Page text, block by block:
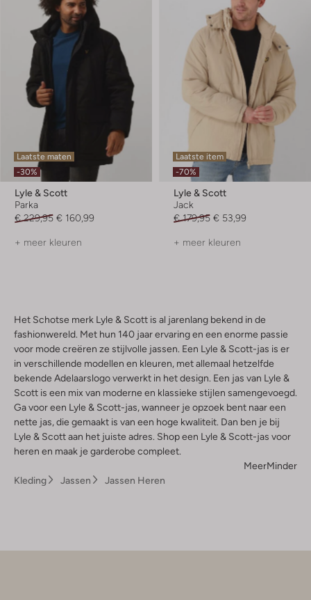
Laatste maten
-30%
Lyle & Scott
Parka
€ 229,95 € 160,99
+ meer kleuren
Laatste item
-70%
Lyle & Scott
Jack
€ 179,95 € 53,99
+ meer kleuren
Het Schotse merk Lyle & Scott is al jarenlang bekend in de
fashionwereld. Met hun 140 jaar ervaring en een enorme passie
voor mode creëren ze stijlvolle jassen. Een Lyle & Scott-jas is er
in verschillende modellen en kleuren, met allemaal hetzelfde
bekende Adelaarslogo verwerkt in het design. Een jas van Lyle &
Scott is een mix van moderne en klassieke stijlen samengevoegd.
Ga voor een Lyle & Scott-jas, wanneer je opzoek bent naar een
nette jas, die gemaakt is van een hoge kwaliteit. Dan ben je bij
Lyle & Scott aan het juiste adres. Shop een Lyle & Scott-jas voor
heren en maak je garderobe compleet.
MeerMinder
Kleding
Jassen Jassen Heren